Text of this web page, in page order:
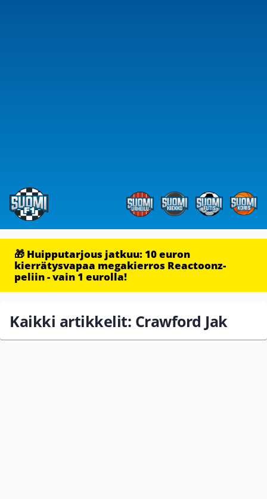
🎁 Huipputarjous jatkuu: 10 euron
kierrätysvapaa megakierros Reactoonz-
peliin - vain 1 eurolla!
Kaikki artikkelit: Crawford Jak